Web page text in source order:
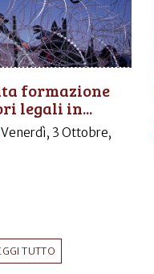
formazione
legali in...
Venerdì, 3 Ottobre,
TUTTO